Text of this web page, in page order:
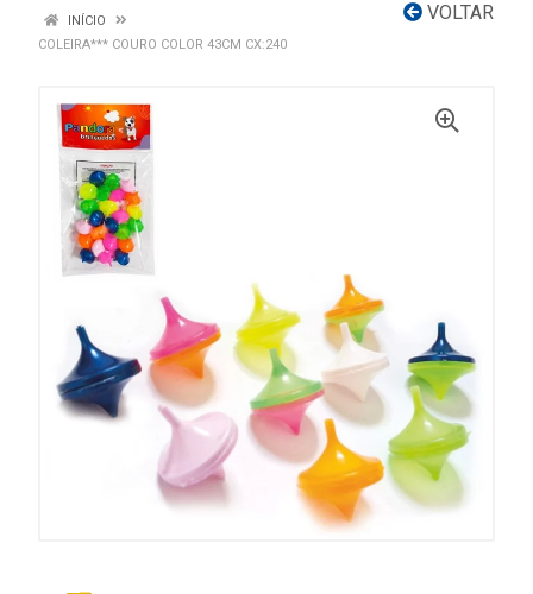
VOLTAR
INÍCIO
COLEIRA*** COURO COLOR 43CM CX:240